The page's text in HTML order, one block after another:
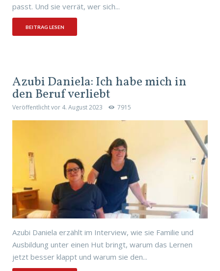
passt. Und sie verrät, wer sich...
BEITRAG LESEN
Azubi Daniela: Ich habe mich in
den Beruf verliebt
Veröffentlicht vor 4. August 2023 7915
Azubi Daniela erzählt im Interview, wie sie Familie und
Ausbildung unter einen Hut bringt, warum das Lernen
jetzt besser klappt und warum sie den...